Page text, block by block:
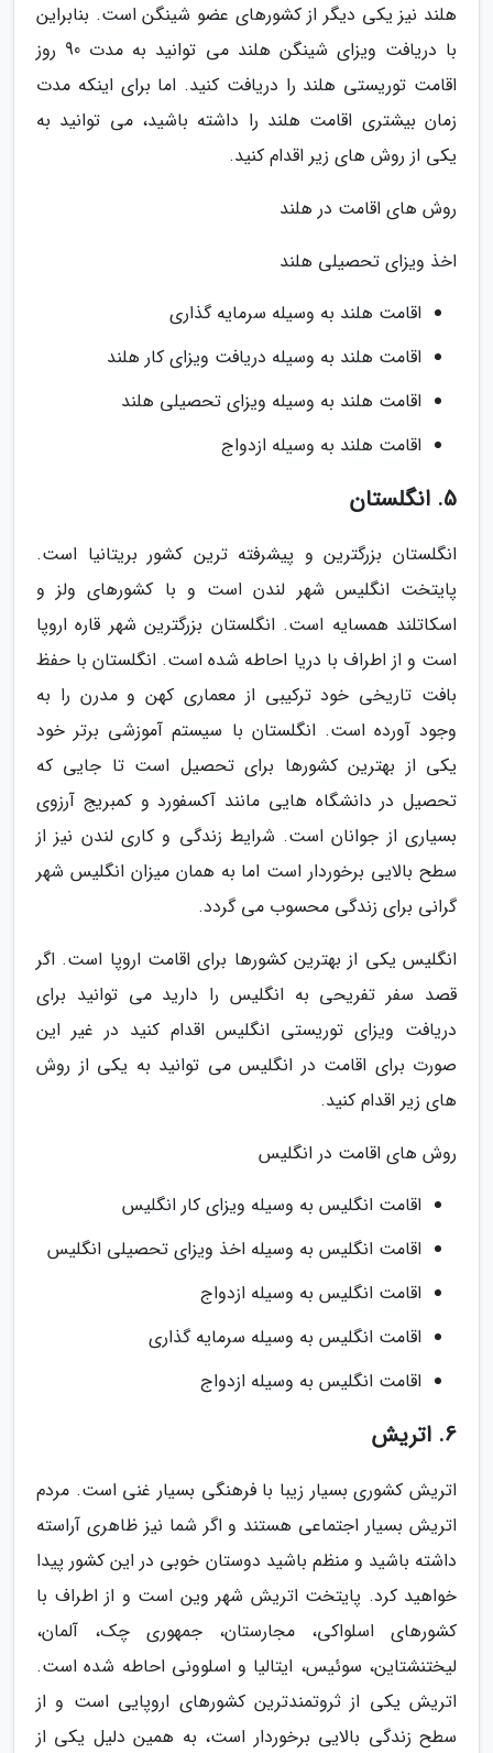
هلند نیز یکی دیگر از کشورهای عضو شینگن است. بنابراین
با دریافت ویزای شینگن هلند می توانید به مدت 90 روز
اقامت توریستی هلند را دریافت کنید. اما برای اینکه مدت
زمان بیشتری اقامت هلند را داشته باشید، می توانید به
یکی از روش های زیر اقدام کنید.
روش های اقامت در هلند
اخذ ویزای تحصیلی هلند
اقامت هلند به وسیله سرمایه گذاری
اقامت هلند به وسیله دریافت ویزای کار هلند
اقامت هلند به وسیله ویزای تحصیلی هلند
اقامت هلند به وسیله ازدواج
5. انگلستان
انگلستان بزرگترین و پیشرفته ترین کشور بریتانیا است.
پایتخت انگلیس شهر لندن است و با کشورهای ولز و
اسکاتلند همسایه است. انگلستان بزرگترین شهر قاره اروپا
است و از اطراف با دریا احاطه شده است. انگلستان با حفظ
بافت تاریخی خود ترکیبی از معماری کهن و مدرن را به
وجود آورده است. انگلستان با سیستم آموزشی برتر خود
یکی از بهترین کشورها برای تحصیل است تا جایی که
تحصیل در دانشگاه هایی مانند آکسفورد و کمبریج آرزوی
بسیاری از جوانان است. شرایط زندگی و کاری لندن نیز از
سطح بالایی برخوردار است اما به همان میزان انگلیس شهر
گرانی برای زندگی محسوب می گردد.
انگلیس یکی از بهترین کشورها برای اقامت اروپا است. اگر
قصد سفر تفریحی به انگلیس را دارید می توانید برای
دریافت ویزای توریستی انگلیس اقدام کنید در غیر این
صورت برای اقامت در انگلیس می توانید به یکی از روش
های زیر اقدام کنید.
روش های اقامت در انگلیس
اقامت انگلیس به وسیله ویزای کار انگلیس
اقامت انگلیس به وسیله اخذ ویزای تحصیلی انگلیس
اقامت انگلیس به وسیله ازدواج
اقامت انگلیس به وسیله سرمایه گذاری
اقامت انگلیس به وسیله ازدواج
6. اتریش
اتریش کشوری بسیار زیبا با فرهنگی بسیار غنی است. مردم
اتریش بسیار اجتماعی هستند و اگر شما نیز ظاهری آراسته
داشته باشید و منظم باشید دوستان خوبی در این کشور پیدا
خواهید کرد. پایتخت اتریش شهر وین است و از اطراف با
کشورهای اسلواکی، مجارستان، جمهوری چک، آلمان،
لیختنشتاین، سوئیس، ایتالیا و اسلوونی احاطه شده است.
اتریش یکی از ثروتمندترین کشورهای اروپایی است و از
سطح زندگی بالایی برخوردار است، به همین دلیل یکی از